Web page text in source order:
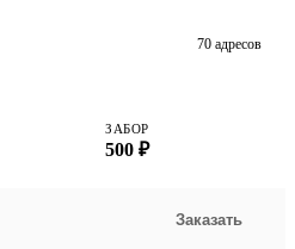
70 адресов
ЗАБОР
500 ₽
Заказать